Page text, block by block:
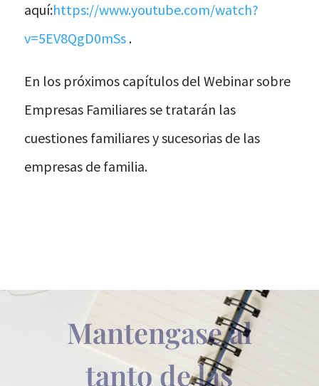
aquí:https://www.youtube.com/watch?
v=5EV8QgD0mSs .
En los próximos capítulos del Webinar sobre
Empresas Familiares se tratarán las
cuestiones familiares y sucesorias de las
empresas de familia.
Mantengase al
tanto de las